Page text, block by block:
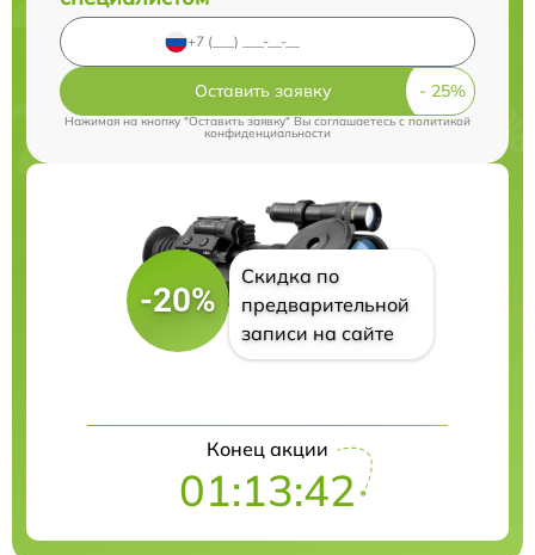
Оставить заявку
Нажимая на кнопку "Оставить заявку" Вы соглашаетесь cполитикой
конфиденциальности
-20%
Скидка по
предварительной
записи на сайте
Конец акции
01:13:41